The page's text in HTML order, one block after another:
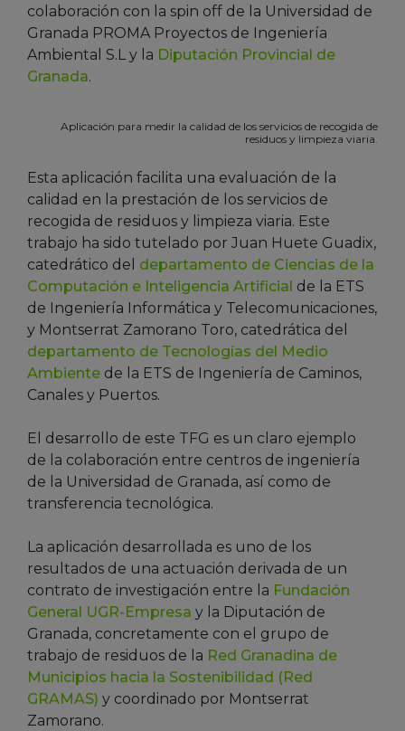
colaboración con la spin off de la Universidad de
Granada PROMA Proyectos de Ingeniería
Ambiental S.L y la Diputación Provincial de
Granada.
Aplicación para medir la calidad de los servicios de recogida de
residuos y limpieza viaria.
Esta aplicación facilita una evaluación de la
calidad en la prestación de los servicios de
recogida de residuos y limpieza viaria. Este
trabajo ha sido tutelado por Juan Huete Guadix,
catedrático del departamento de Ciencias de la
Computación e Inteligencia Artificial de la ETS
de Ingeniería Informática y Telecomunicaciones,
y Montserrat Zamorano Toro, catedrática del
departamento de Tecnologías del Medio
Ambiente de la ETS de Ingeniería de Caminos,
Canales y Puertos.
El desarrollo de este TFG es un claro ejemplo
de la colaboración entre centros de ingeniería
de la Universidad de Granada, así como de
transferencia tecnológica.
La aplicación desarrollada es uno de los
resultados de una actuación derivada de un
contrato de investigación entre la Fundación
General UGR-Empresa y la Diputación de
Granada, concretamente con el grupo de
trabajo de residuos de la Red Granadina de
Municipios hacia la Sostenibilidad (Red
GRAMAS) y coordinado por Montserrat
Zamorano.